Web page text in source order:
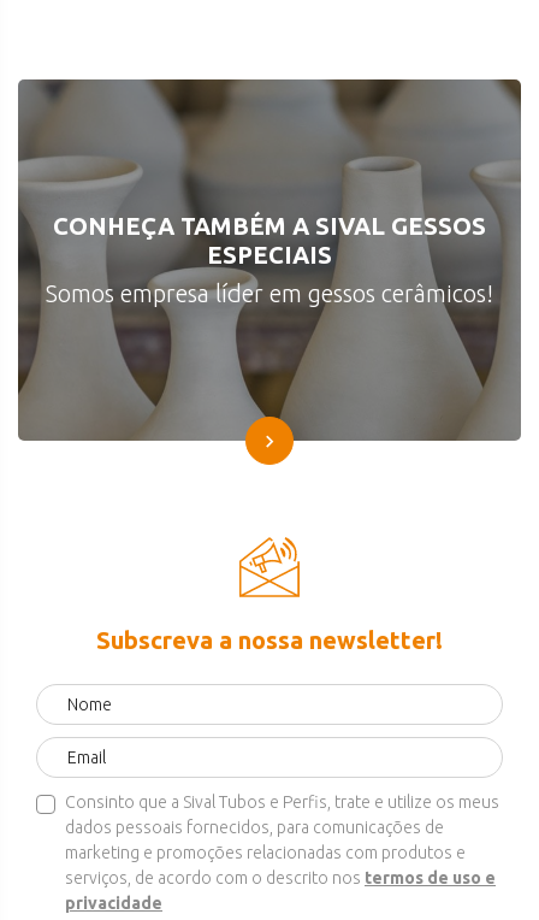
CONHEÇA TAMBÉM A SIVAL GESSOS
ESPECIAIS
Somos empresa líder em gessos cerâmicos!
Subscreva a nossa newsletter!
Consinto que a Sival Tubos e Perfis, trate e utilize os meus
dados pessoais fornecidos, para comunicações de
marketing e promoções relacionadas com produtos e
serviços, de acordo com o descrito nos termos de uso e
privacidade